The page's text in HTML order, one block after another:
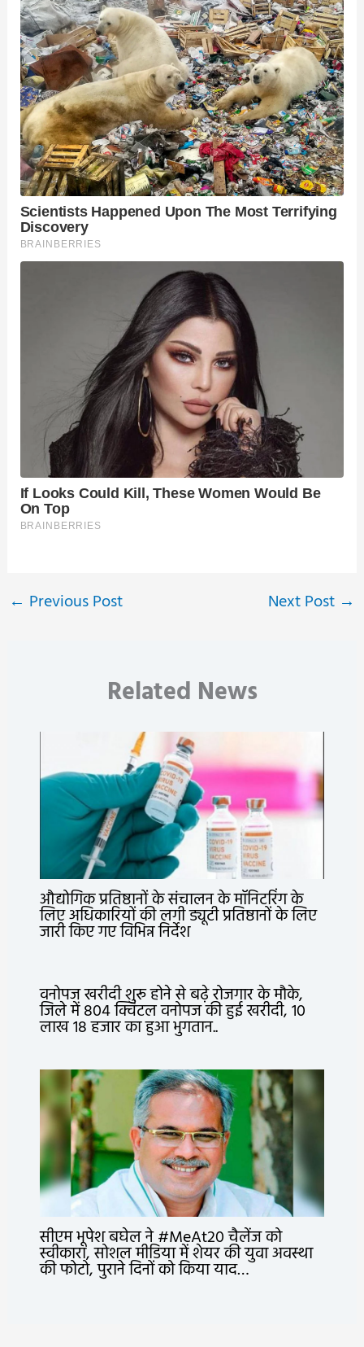
← Previous Post Next Post →
Related News
औद्योगिक प्रतिष्ठानों के संचालन के मॉनिटरिंग के
लिए अधिकारियों की लगी ड्यूटी प्रतिष्ठानों के लिए
जारी किए गए विभिन्न निर्देश
वनोपज खरीदी शुरू होने से बढ़े रोजगार के मौके,
जिले में 804 क्विंटल वनोपज की हुई खरीदी, 10
लाख 18 हजार का हुआ भुगतान..
सीएम भूपेश बघेल ने #MeAt20 चैलेंज को
स्वीकारा, सोशल मीडिया में शेयर की युवा अवस्था
की फोटो, पुराने दिनों को किया याद…